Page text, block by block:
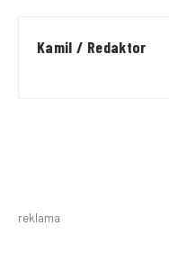
Kamil / Redaktor
reklama